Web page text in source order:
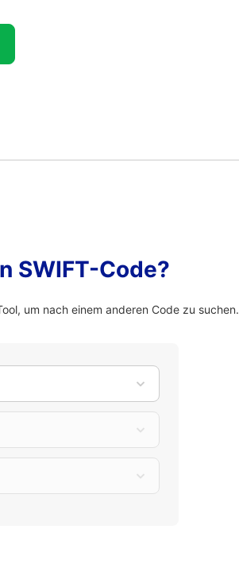
SWIFT-Code?
um nach einem anderen Code zu suchen.